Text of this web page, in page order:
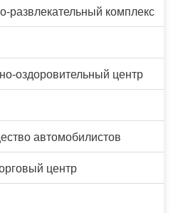
развлекательный комплекс
оздоровительный центр
автомобилистов
центр